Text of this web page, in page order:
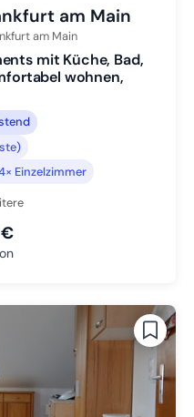
am Main
am Main
mit Küche, Bad,
wohnen,
Einzelzimmer
€